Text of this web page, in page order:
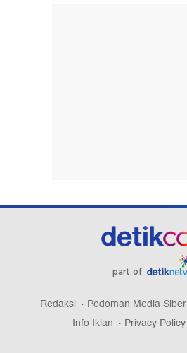
part of
Redaksi Pedoman Media Siber
Info Iklan
Privacy Policy